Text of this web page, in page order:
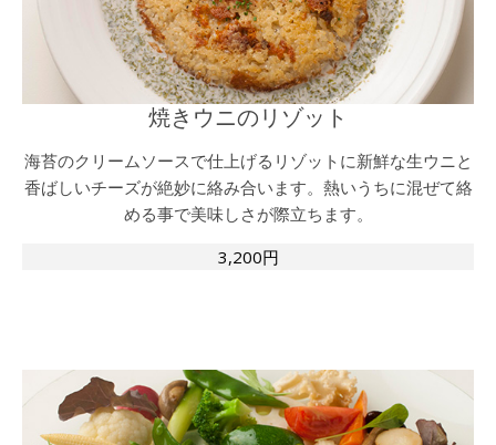
焼きウニのリゾット
海苔のクリームソースで仕上げるリゾットに新鮮な生ウニと
香ばしいチーズが絶妙に絡み合います。熱いうちに混ぜて絡
める事で美味しさが際立ちます。
3,200円